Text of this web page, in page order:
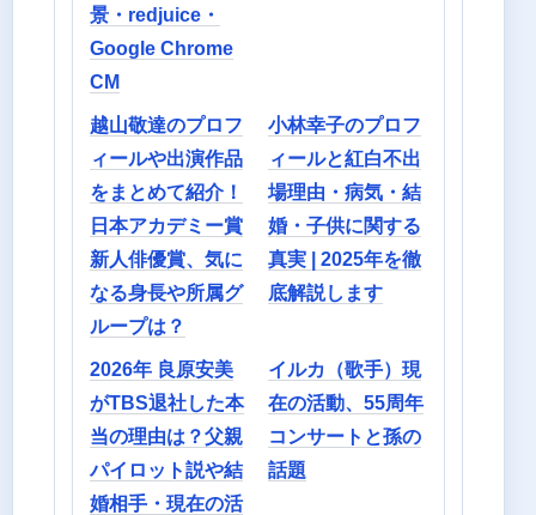
景・redjuice・
Google Chrome
CM
越山敬達のプロフ
ィールや出演作品
をまとめて紹介！
日本アカデミー賞
新人俳優賞、気に
なる身長や所属グ
ループは？
小林幸子のプロフ
ィールと紅白不出
場理由・病気・結
婚・子供に関する
真実 | 2025年を徹
底解説します
2026年 良原安美
がTBS退社した本
当の理由は？父親
パイロット説や結
婚相手・現在の活
イルカ（歌手）現
在の活動、55周年
コンサートと孫の
話題